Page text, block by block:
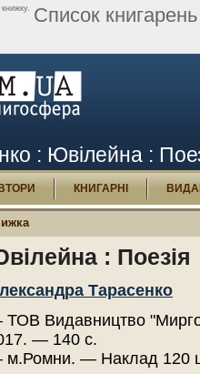
Список
: Ювілейна :
КНИГАРНІ
: Поезія
Тарасенко
Видавництво
— 140 с.
— Наклад 120